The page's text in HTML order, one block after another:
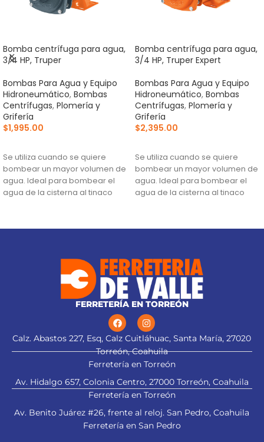
Bomba centrífuga para agua,
3/4 HP, Truper
Bombas Para Agua y Equipo
Hidroneumático, Bombas
Centrífugas, Plomería y
Grifería
$1,995.00
Se utiliza cuando se quiere
bombear un mayor volumen de
agua. Ideal para bombear el
agua de la cisterna al tinaco
Bomba centrífuga para agua,
3/4 HP, Truper Expert
Bombas Para Agua y Equipo
Hidroneumático, Bombas
Centrífugas, Plomería y
Grifería
$2,395.00
Se utiliza cuando se quiere
bombear un mayor volumen de
agua. Ideal para bombear el
agua de la cisterna al tinaco
FERRETERÍA EN TORREÓN
Calz. Abastos 227, Esq, Calz Cuitláhuac, Santa María, 27020
Torreón, Coahuila
Ferretería en Torreón
Av. Hidalgo 657, Colonia Centro, 27000 Torreón, Coahuila
Ferretería en Torreón
Av. Benito Juárez #26, frente al reloj. San Pedro, Coahuila
Ferretería en San Pedro